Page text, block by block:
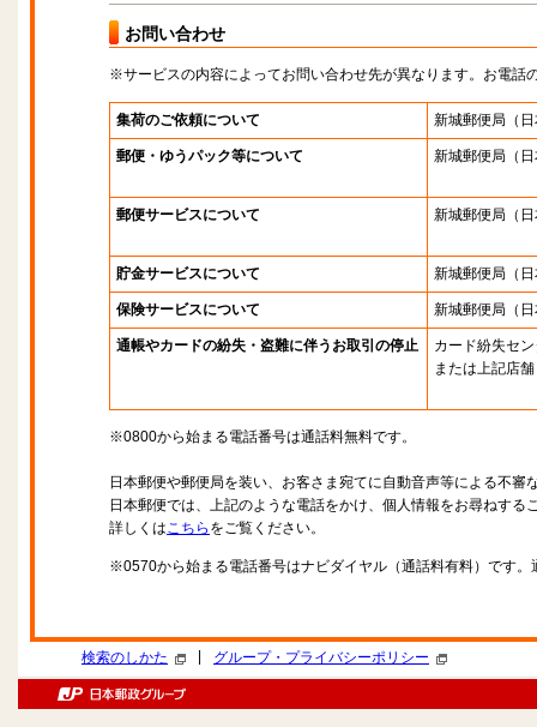
お問い合わせ
※サービスの内容によってお問い合わせ先が異なります。お電話
集荷のご依頼について 新城郵便局 （
郵便・ゆうパック等について 新城郵便局 （
郵便サービスについて 新城郵便局 （
貯金サービスについて 新城郵便局 （
保険サービスについて 新城郵便局 （
通帳やカードの紛失・盗難に伴うお取引の停止
カード紛失セ
または上記店舗
※0800から始まる電話番号は通話料無料です。
日本郵便や郵便局を装い、お客さま宛てに自動音声等による不審
日本郵便では、上記のような電話をかけ、個人情報をお尋ねする
詳しくはこちら をご覧ください。
※0570から始まる電話番号はナビダイヤル（通話料有料）です
検索のしかた グループ・プライバシーポリシー